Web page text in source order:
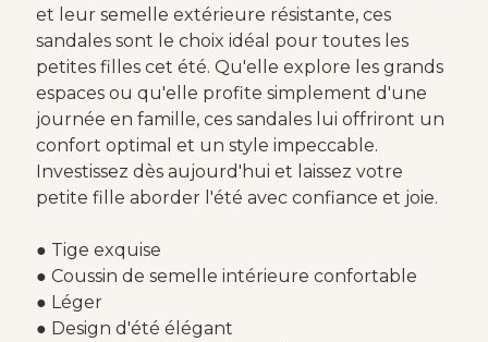
et leur semelle extérieure résistante, ces
sandales sont le choix idéal pour toutes les
petites filles cet été. Qu'elle explore les grands
espaces ou qu'elle profite simplement d'une
journée en famille, ces sandales lui offriront un
confort optimal et un style impeccable.
Investissez dès aujourd'hui et laissez votre
petite fille aborder l'été avec confiance et joie.
● Tige exquise
● Coussin de semelle intérieure confortable
● Léger
● Design d'été élégant